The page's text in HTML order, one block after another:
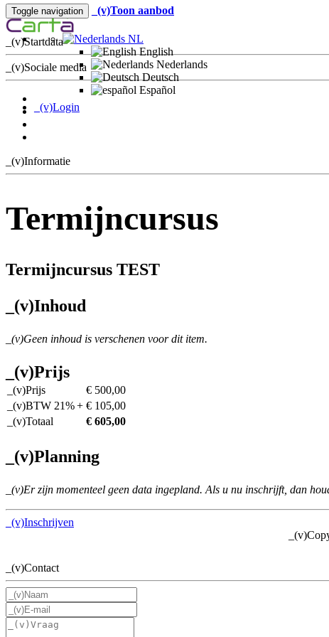
Toggle navigation _(v)Toon aanbod
NL
English
Nederlands
Deutsch
Español
_(v)Login
_(v)Startdata
_(v)Sociale media
_(v)Informatie
Termijncursus
Termijncursus TEST
_(v)Inhoud
_(v)Geen inhoud is verschenen voor dit item.
_(v)Prijs
_(v)Prijs
€ 500,00
_(v)BTW 21%+ € 105,00
_(v)Totaal
€ 605,00
_(v)Planning
_(v)Er zijn momenteel geen data ingepland. Als u nu inschrijft, dan
_(v)Inschrijven
_(v)Contact